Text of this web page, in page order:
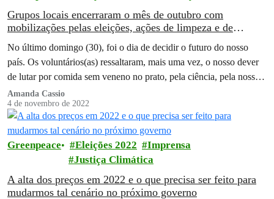
Grupos locais encerraram o mês de outubro com
mobilizações pelas eleições, ações de limpeza e de
No último domingo (30), foi o dia de decidir o futuro do nosso
país. Os voluntários(as) ressaltaram, mais uma vez, o nosso dever
de lutar por comida sem veneno no prato, pela ciência, pela nossa
Amazônia, pelos povos tradicionais e pelos direitos humanos.
Amanda Cassio
4 de novembro de 2022
Greenpeace Eleições 2022
Imprensa
Justiça Climática
A alta dos preços em 2022 e o que precisa ser feito para
mudarmos tal cenário no próximo governo